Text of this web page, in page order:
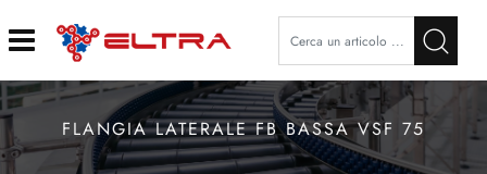
Open
FLANGIA LATERALE FB BASSA VSF 75